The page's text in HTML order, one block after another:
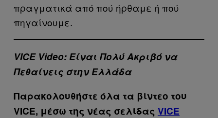
πραγματικά από πού ήρθαμε ή πού
πηγαίνουμε.
VICE Video: Είναι Πολύ Ακριβό να
Πεθαίνεις στην Ελλάδα
Παρακολουθήστε όλα τα βίντεo του
VICE, μέσω της νέας σελίδας VICE